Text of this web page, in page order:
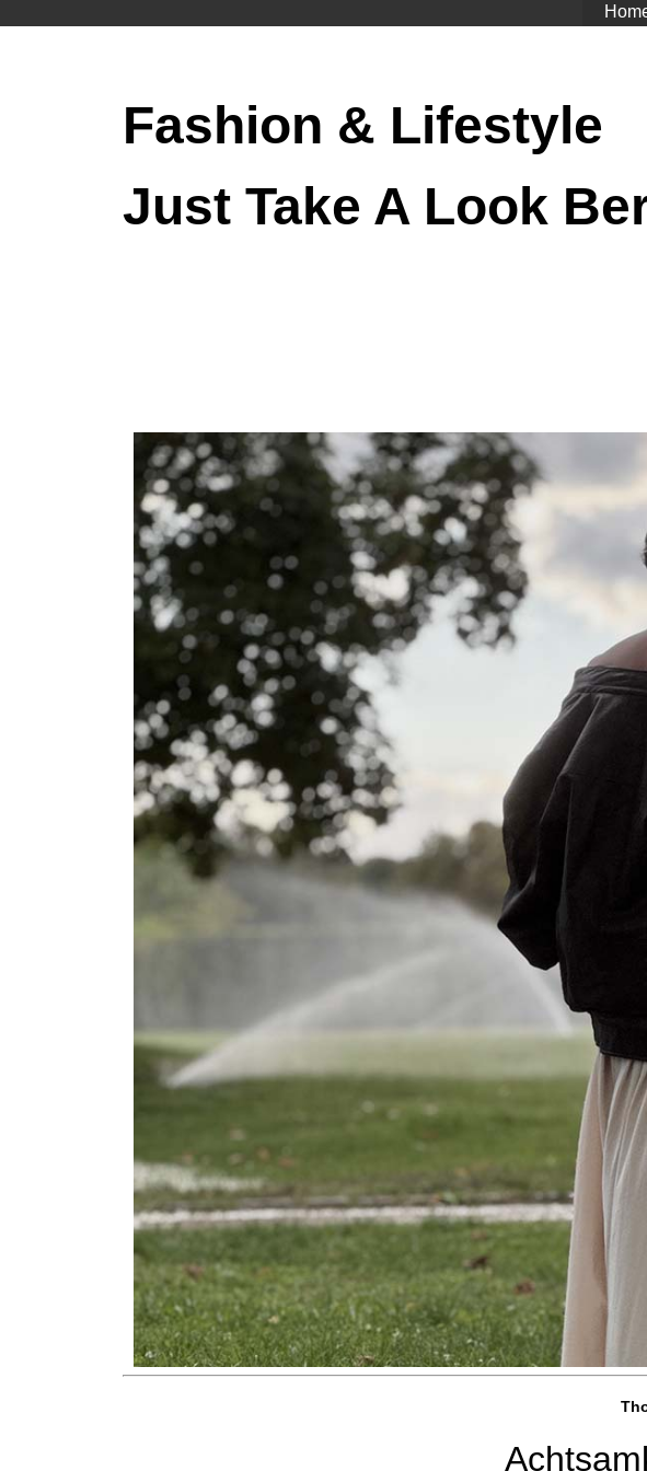
Fashion & Lifestyle
Just Take A Look